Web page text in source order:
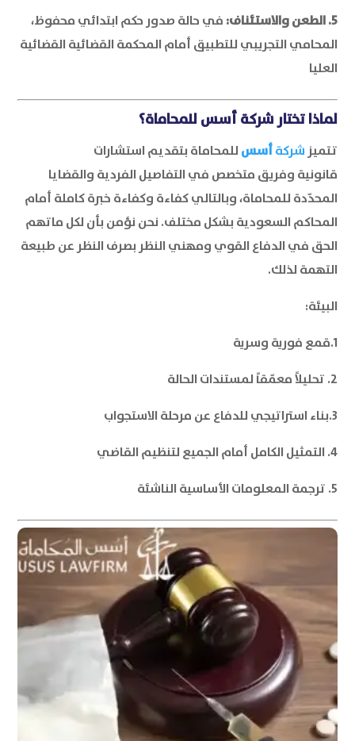
5. الطعن والاستئناف:
في حالة صدور حكم ابتدائي محفوظ،
المحامي التجريبي للتطبيق أمام المحكمة القضائية القضائية
العليا
لماذا تختار شركةأسس للمحاماة؟
تتميز شركةأسس للمحاماة بتقديم استشارات
قانونية وفريق متخصص في التفاصيل الفردية والقضايا
المحدّدة للمحاماة، وبالتالي كفاءة وكفاءة خبرة كاملة أمام
المحاكم السعودية بشكل مختلف. نحن نؤمن بأن لكل ماتهم
الحق في الدفاع القوي ومهني النظر بصرف النظر عن طبيعة
التهمة لذلك.
البيئة:
1.قمع فورية وسرية
2. تحليلاً معمّقاً لمستندات الحالة
3.بناء استراتيجي للدفاع عن مرحلة الاستجواب
4. التمثيل الكامل أمام الجميع لتنظيم القاضي
5. ترجمة المعلومات الأساسية الناشئة